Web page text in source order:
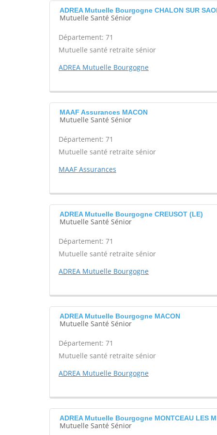
ADREA Mutuelle Bourgogne CHALON SUR
Mutuelle Santé Sénior
Département: 71
Mutuelle santé retraite sénior
ADREA Mutuelle Bourgogne
MAAF Assurances MACON
Mutuelle Santé Sénior
Département: 71
Mutuelle santé retraite sénior
MAAF Assurances
ADREA Mutuelle Bourgogne CREUSOT (LE)
Mutuelle Santé Sénior
Département: 71
Mutuelle santé retraite sénior
ADREA Mutuelle Bourgogne
ADREA Mutuelle Bourgogne MACON
Mutuelle Santé Sénior
Département: 71
Mutuelle santé retraite sénior
ADREA Mutuelle Bourgogne
ADREA Mutuelle Bourgogne MONTCEAU LES
Mutuelle Santé Sénior